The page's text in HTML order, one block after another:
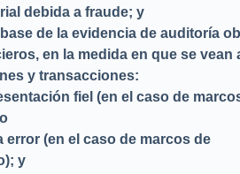
debida a fraude; y
de la evidencia de auditoría
en la medida en que se vean
y transacciones:
fiel (en el caso de
error (en el caso de marcos de
y